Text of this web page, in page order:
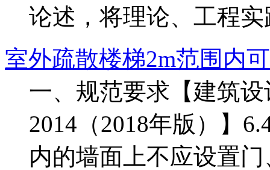
论述，将理论、工程实
室外疏散楼梯2m范围内
一、规范要求【建筑
2014（2018年版）】
内的墙面上不应设置